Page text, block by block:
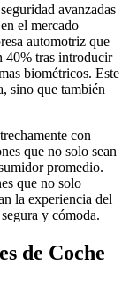
avanzadas
el mercado
automotriz que
40% tras introducir
biométricos. Este
sino que también
con
que no solo sean
promedio.
que no solo
la experiencia del
y cómoda.
de Coche